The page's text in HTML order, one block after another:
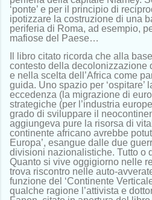
‘ponte’ e per il principio di
ipotizzare la costruzione di una
periferia di Roma, ad esempio,
mafiose del Paese…
Il libro citato ricorda che alla
contesto della decolonizzazione
e nella scelta dell’Africa come
guida. Uno spazio per ‘ospitare’
eccedenza (la migrazione di
strategiche (per l’industria
grado di sviluppare il
aggiungeva pure la risorsa di
continente africano avrebbe
Europa’, esangue dalle due
divisioni nazionalistiche. Tutto o
Quanto si vive oggigiorno nelle
trova riscontro nelle auto-
funzione del ‘Continente
qualche ragione l’attivista e